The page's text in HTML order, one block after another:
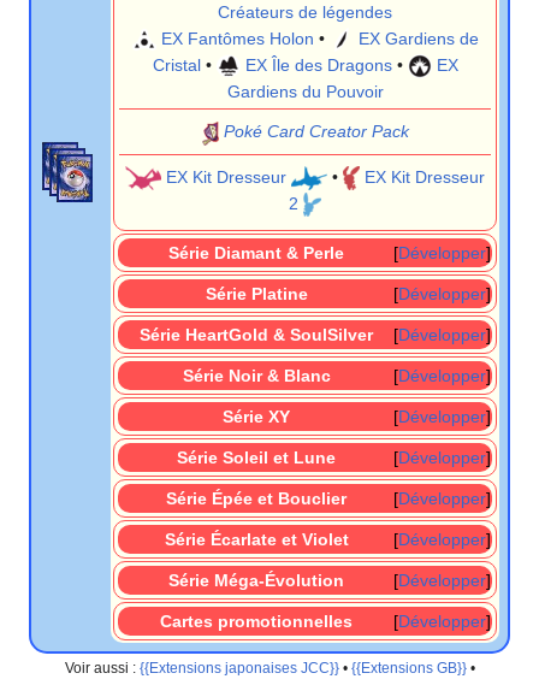
Créateurs de légendes
EX Fantômes Holon •
EX Gardiens de
Cristal• EX Île des Dragons•
EX
Gardiens du Pouvoir
Poké Card Creator Pack
EX Kit Dresseur •
EX Kit Dresseur
2
Développer
Série Diamant & Perle
Développer
Série Platine
Développer
Série HeartGold & SoulSilver
Développer
Série Noir & Blanc
Développer
Série XY
Développer
Série Soleil et Lune
Développer
Série Épée et Bouclier
Développer
Série Écarlate et Violet
Développer
Série Méga-Évolution
Développer
Cartes promotionnelles
Voir aussi : {{Extensions japonaises JCC}}• {{Extensions GB}}•